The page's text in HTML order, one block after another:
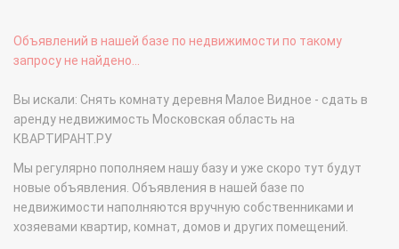
Объявлений в нашей базе по недвижимости по такому
запросу не найдено...
Вы искали: Снять комнату деревня Малое Видное - сдать в
аренду недвижимость Московская область на
КВАРТИРАНТ.РУ
Мы регулярно пополняем нашу базу и уже скоро тут будут
новые объявления. Объявления в нашей базе по
недвижимости наполняются вручную собственниками и
хозяевами квартир, комнат, домов и других помещений.